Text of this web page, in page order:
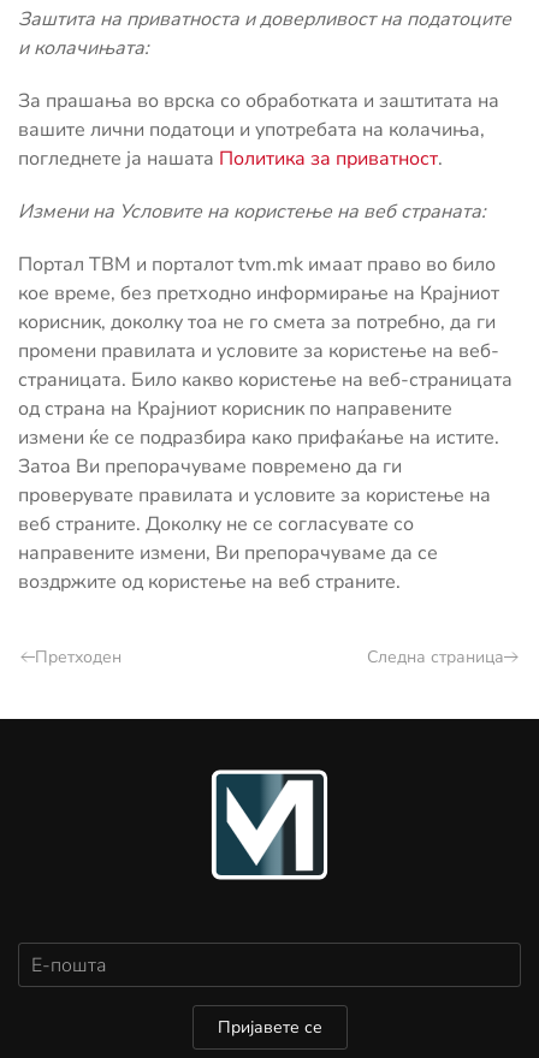
Заштита на приватноста и доверливост на податоците
и колачињата:
За прашања во врска со обработката и заштитата на
вашите лични податоци и употребата на колачиња,
погледнете ја нашата Политика за приватност.
Измени на Условите на користење на веб страната:
Портал ТВМ и порталот tvm.mk имаат право во било
кое време, без претходно информирање на Крајниот
корисник, доколку тоа не го смета за потребно, да ги
промени правилата и условите за користење на веб-
страницата. Било какво користење на веб-страницата
од страна на Крајниот корисник по направените
измени ќе се подразбира како прифаќање на истите.
Затоа Ви препорачуваме повремено да ги
проверувате правилата и условите за користење на
веб страните. Доколку не се согласувате со
направените измени, Ви препорачуваме да се
воздржите од користење на веб страните.
Претходен Следна страница
Пријавете се